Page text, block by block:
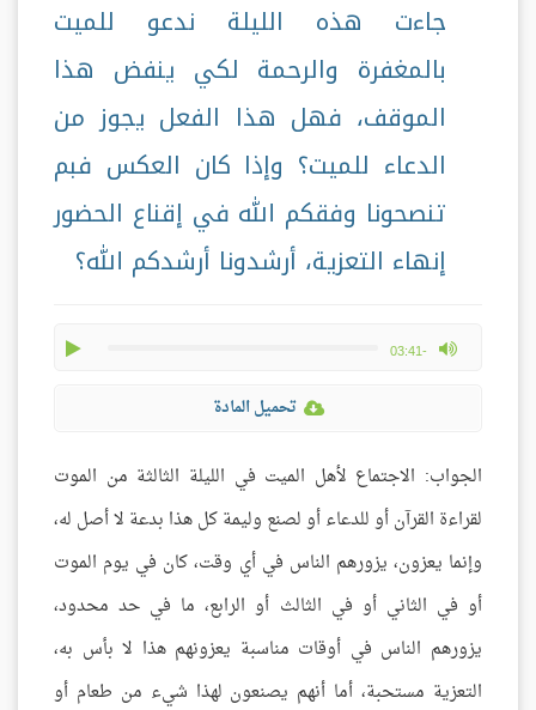
جاءت هذه الليلة ندعو للميت
بالمغفرة والرحمة لكي ينفض هذا
الموقف، فهل هذا الفعل يجوز من
الدعاء للميت؟ وإذا كان العكس فبم
تنصحونا وفقكم الله في إقناع الحضور
إنهاء التعزية، أرشدونا أرشدكم الله؟
-03:41
max volume
تحميل المادة
الجواب: الاجتماع لأهل الميت في الليلة الثالثة من الموت
لقراءة القرآن أو للدعاء أو لصنع وليمة كل هذا بدعة لا أصل له،
وإنما يعزون، يزورهم الناس في أي وقت، كان في يوم الموت
أو في الثاني أو في الثالث أو الرابع، ما في حد محدود،
يزورهم الناس في أوقات مناسبة يعزونهم هذا لا بأس به،
التعزية مستحبة، أما أنهم يصنعون لهذا شيء من طعام أو